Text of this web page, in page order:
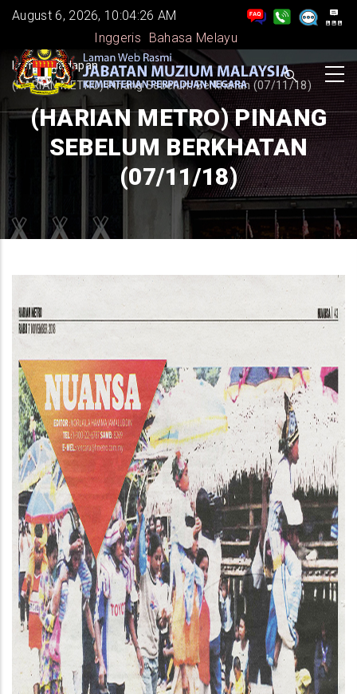
Skip
main
content
August 6, 2026, 10:04:27 AM
Inggeris
Bahasa Melayu
BREADCRUMB
Laman Hadapan -
(HARIAN METRO) Pinang Sebelum Berkhatan (07/11/18)
(HARIAN METRO) PINANG
SEBELUM BERKHATAN
(07/11/18)